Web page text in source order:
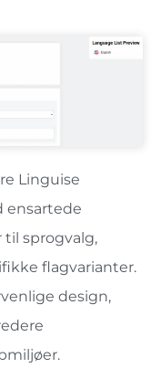
Linguise
ensartede
sprogvalg,
flagvarianter.
design,